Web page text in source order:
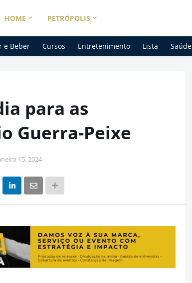
HOME PETRÓPOLIS
e Beber Cursos Entretenimento Lista Saúde
para as
Guerra-Peixe
15, 2024